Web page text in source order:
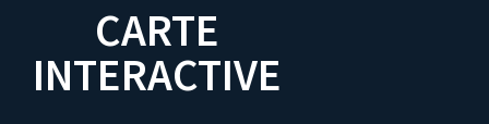
CARTE
INTERACTIVE